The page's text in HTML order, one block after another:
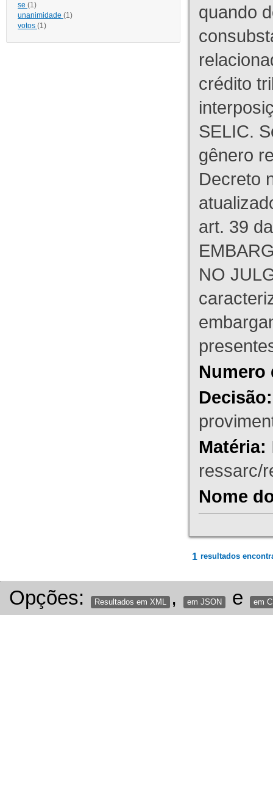
se (1)
unanimidade (1)
votos (1)
quando
crédito
SELIC.
gênero
Decreto
art. 39
NO
Numero
Decisão:
Matéria:
ressarc/
Nome
1 resultados
Opções: Resultados em XML , em JSON e em